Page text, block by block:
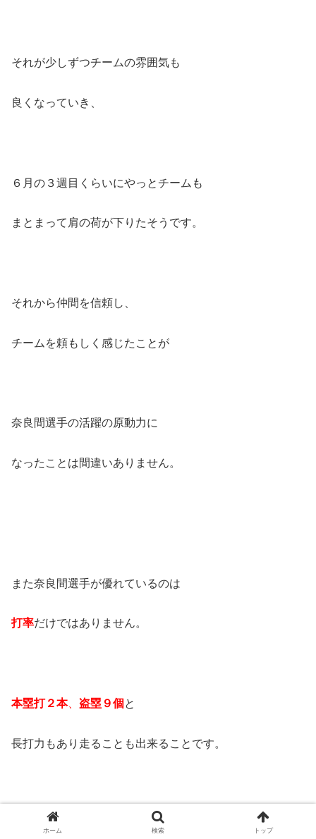
それが少しずつチームの雰囲気も
良くなっていき、
６月の３週目くらいにやっとチームも
まとまって肩の荷が下りたそうです。
それから仲間を信頼し、
チームを頼もしく感じたことが
奈良間選手の活躍の原動力に
なったことは間違いありません。
また奈良間選手が優れているのは
打率だけではありません。
本塁打２本、 盗塁９個 と
長打力もあり走ることも出来ることです。
50メートル走 というから
ホーム 検索 トップ